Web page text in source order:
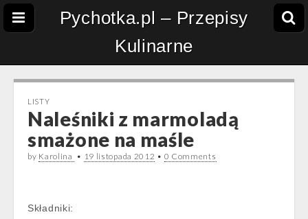
Pychotka.pl – Przepisy
Kulinarne
LISTY
Naleśniki z marmoladą
smażone na maśle
by Karolina • 19 listopada 2012 • 0 Comments
Składniki: